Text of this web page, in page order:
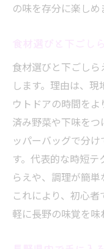
の味を存分に楽しめ
食材選びと下ごし
します。理由は、
ウトドアの時間を
済み野菜や下味を
ッパーバッグで分
す。代表的な時短
らえや、調理が簡単
これにより、初心
軽に長野の味覚を味